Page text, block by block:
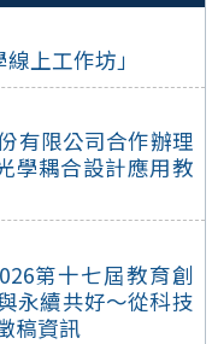
上工作坊」
有限公司合作辦理
學耦合設計應用教
第十七屆教育創
永續共好～從科技
稿資訊